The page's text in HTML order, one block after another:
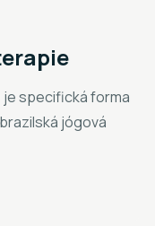
je specifická forma
jógová